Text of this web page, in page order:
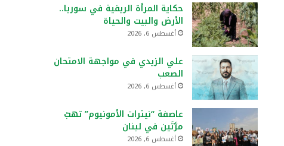
حكاية المرأة الريفية في سوريا..
الأرض والبيت والحياة
أغسطس 6, 2026
علي الزيدي في مواجهة الامتحان
الصعب
أغسطس 6, 2026
عاصفة “نيترات الأمونيوم” تهبّ
مرَّتَين في لبنان
أغسطس 6, 2026